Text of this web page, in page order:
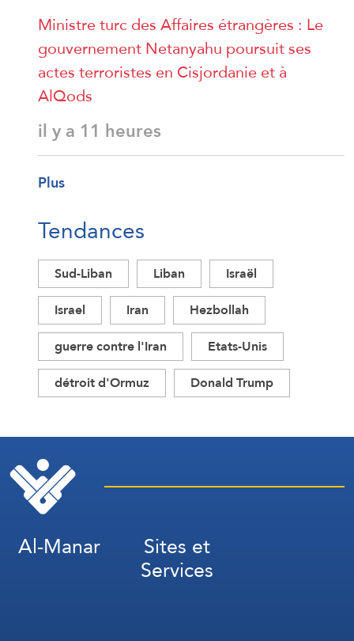
Ministre turc des Affaires étrangères : Le
gouvernement Netanyahu poursuit ses
actes terroristes en Cisjordanie et à
AlQods
il y a 11 heures
Plus
Tendances
Sud-Liban Liban
Israël
Israel
Iran
Hezbollah
guerre contre l'Iran
Etats-Unis
détroit d'Ormuz
Donald Trump
Al-Manar Sites et
Services